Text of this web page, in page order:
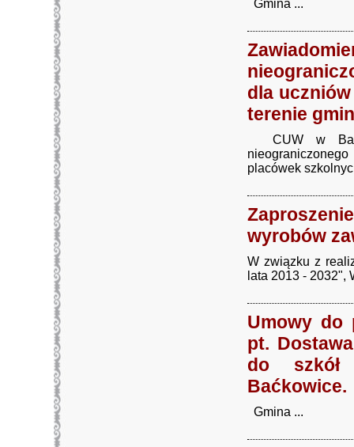
Gmina ...
dla
terenie
CUW w
placówek
wyrobów
W związku z
lata 2013 - 2032",
Umowy do
pt.
do szkół
Baćkowice.
Gmina ...